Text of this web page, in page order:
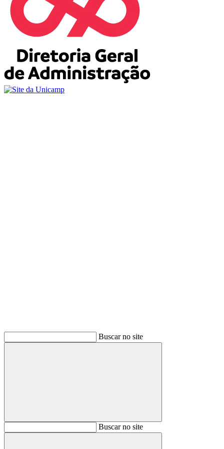
Buscar no site
BuscarBuscar no site